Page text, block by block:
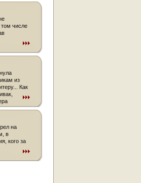
числе
из
Как
на
в
кого за